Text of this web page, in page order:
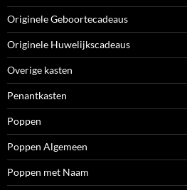
Originele Geboortecadeaus
Originele Huwelijkscadeaus
Overige kasten
Penantkasten
Poppen
Poppen Algemeen
Poppen met Naam